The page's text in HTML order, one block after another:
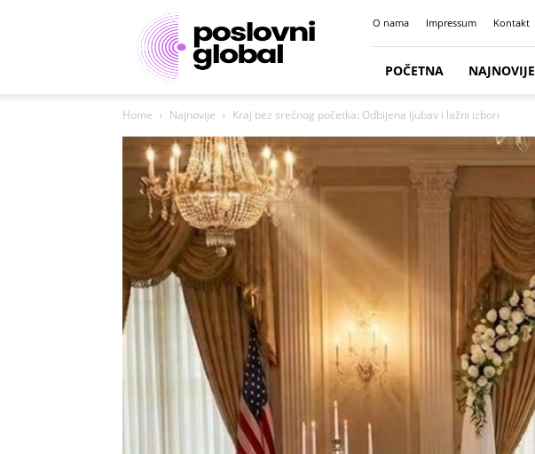
Poslovni
portal
O nama Impressum Kontakt
POČETNA NAJNOVIJE
Home Najnovije Kraj bez srećnog početka: Odbijena ljubav i lažni izbori